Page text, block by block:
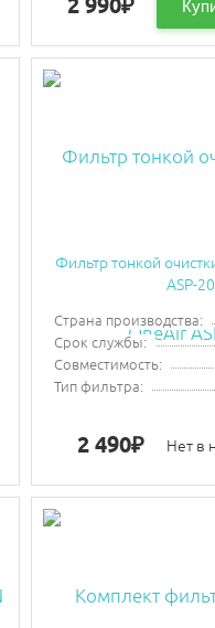
2 990₽
Фильтр тонкой
ASP-
Страна производства:
Срок службы:
Совместимость:
Тип фильтра:
2 490₽ Нет в